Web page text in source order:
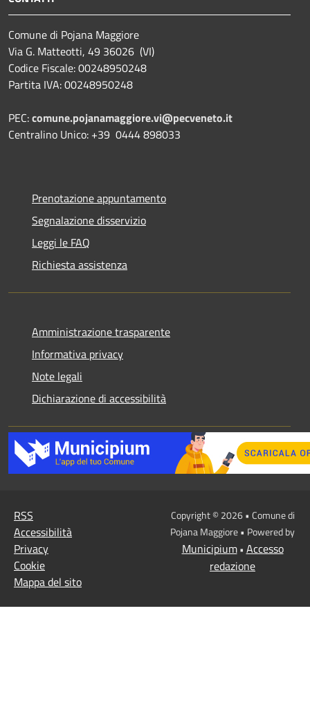
Comune di Pojana Maggiore
Via G. Matteotti, 49 36026 (VI)
Codice Fiscale: 00248950248
Partita IVA: 00248950248
PEC:comune.pojanamaggiore.vi@pecveneto.it
Centralino Unico: +39 0444 898033
Prenotazione appuntamento
Segnalazione disservizio
Leggi le FAQ
Richiesta assistenza
Amministrazione trasparente
Informativa privacy
Note legali
Dichiarazione di accessibilità
RSS
Accessibilità
Privacy
Cookie
Mappa del sito
Copyright © 2026 • Comune di
Pojana Maggiore • Powered by
Municipium• Accesso
redazione